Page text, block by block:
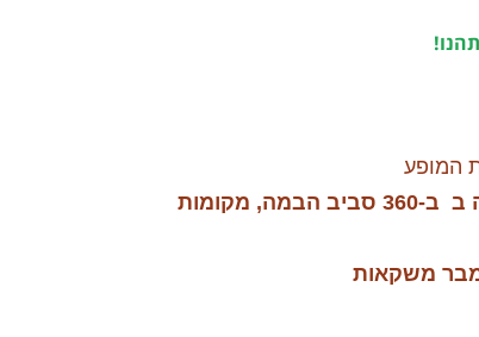
המופע
נא הקדימו הגעתכן/ם, הישיבה ב ב-360 סביב הבמה, מקומות
מבר משקאות